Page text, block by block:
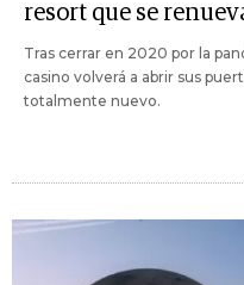
resort que se
Tras cerrar en 2020 por la
casino volverá a abrir sus
totalmente nuevo.